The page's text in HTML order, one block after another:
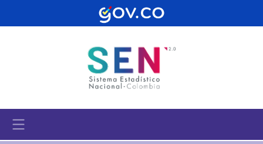
Pasar al contenido principal